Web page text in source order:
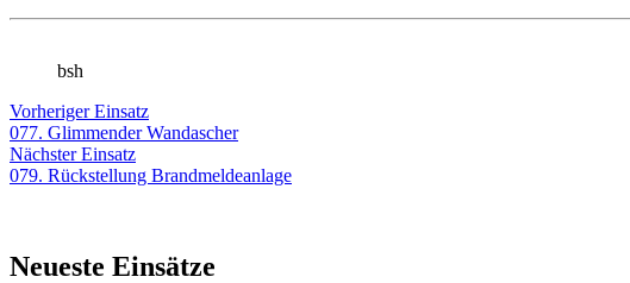
bsh
Beitragsnavigation
Vorheriger EinsatzVorheriger
Einsatz:
077. Glimmender Wandascher
Nächster EinsatzNächster
Einsatz:
079. Rückstellung Brandmeldeanlage
Neueste Einsätze